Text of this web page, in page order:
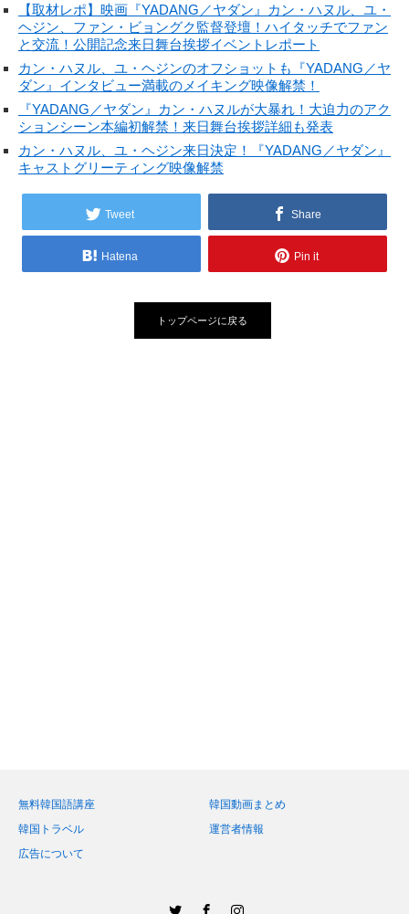
【取材レポ】映画『YADANG／ヤダン』カン・ハヌル、ユ・
ヘジン、ファン・ビョングク監督登壇！ハイタッチでファン
と交流！公開記念来日舞台挨拶イベントレポート
カン・ハヌル、ユ・ヘジンのオフショットも『YADANG／ヤ
ダン』インタビュー満載のメイキング映像解禁！
『YADANG／ヤダン』カン・ハヌルが大暴れ！大迫力のアク
ションシーン本編初解禁！来日舞台挨拶詳細も発表
カン・ハヌル、ユ・ヘジン来日決定！『YADANG／ヤダン』
キャストグリーティング映像解禁
Tweet Share
Hatena Pin it
トップページに戻る
無料韓国語講座
韓国動画まとめ
韓国トラベル
運営者情報
広告について